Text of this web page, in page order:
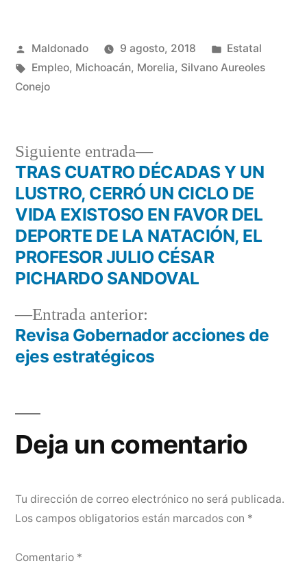
Publicado
por
Maldonado 9 agosto, 2018
Publicada
en
Estatal
Etiquetas:
Empleo, Michoacán, Morelia, Silvano Aureoles
Conejo
Navegación
de
entradas
Entrada anterior:
anterior:
Revisa Gobernador acciones de
ejes estratégicos
Siguiente entrada
Siguiente
entrada:
TRAS CUATRO DÉCADAS Y UN
LUSTRO, CERRÓ UN CICLO DE
VIDA EXISTOSO EN FAVOR DEL
DEPORTE DE LA NATACIÓN, EL
PROFESOR JULIO CÉSAR
PICHARDO SANDOVAL
Deja un comentario
Tu dirección de correo electrónico no será publicada.
Los campos obligatorios están marcados con *
Comentario *